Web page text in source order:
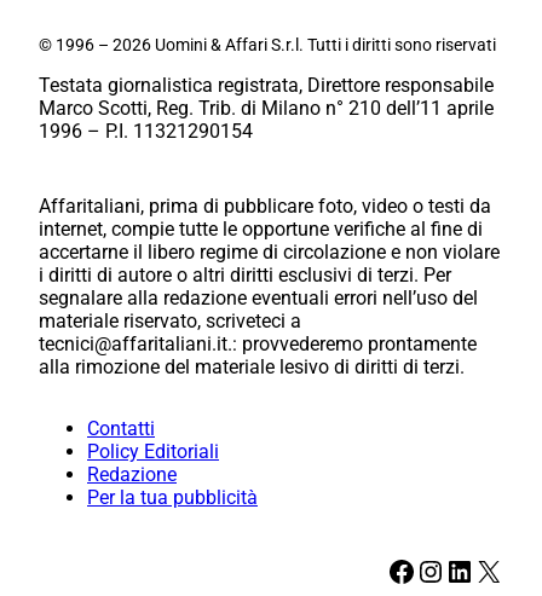
© 1996 – 2026 Uomini & Affari S.r.l. Tutti i diritti sono riservati
Testata giornalistica registrata, Direttore responsabile
Marco Scotti, Reg. Trib. di Milano n° 210 dell’11 aprile
1996 – P.I. 11321290154
Affaritaliani, prima di pubblicare foto, video o testi da
internet, compie tutte le opportune verifiche al fine di
accertarne il libero regime di circolazione e non violare
i diritti di autore o altri diritti esclusivi di terzi. Per
segnalare alla redazione eventuali errori nell’uso del
materiale riservato, scriveteci a
tecnici@affaritaliani.it.: provvederemo prontamente
alla rimozione del materiale lesivo di diritti di terzi.
Contatti
Policy Editoriali
Redazione
Per la tua pubblicità
Facebook Instagram LinkedIn X